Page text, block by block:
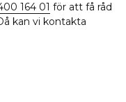
164 01 för att få råd
kan vi kontakta